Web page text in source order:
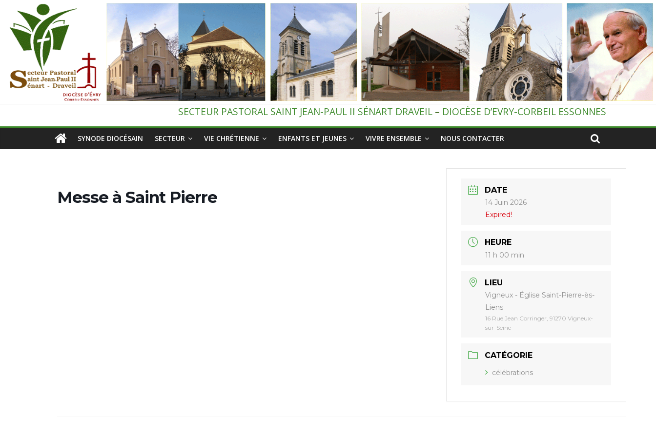
contenu
pastoral
Draveil
SECTEUR PASTORAL SAINT JEAN-PAUL II SÉNART DRAVEIL – DIOCÈSE D’EVRY-CORBEIL ESSONNES
SYNODE DIOCÉSAIN SECTEUR VIE CHRÉTIENNE ENFANTS ET JEUNES VIVRE ENSEMBLE NOUS CONTACTER
Messe à Saint Pierre DATE
14 Juin 2026
Expired!
HEURE
11 h 00 min
LIEU
Vigneux - Église Saint-Pierre-ès-
Liens
16 Rue Jean Corringer, 91270 Vigneux-
sur-Seine
CATÉGORIE
célébrations